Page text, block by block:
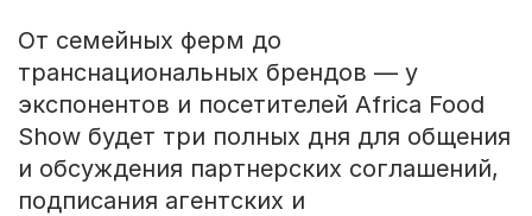
От семейных ферм до
транснациональных брендов — у
экспонентов и посетителей Africa Food
Show будет три полных дня для общения
и обсуждения партнерских соглашений,
подписания агентских и